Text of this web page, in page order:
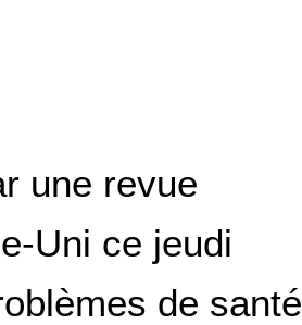
une revue
Uni ce jeudi
de santé